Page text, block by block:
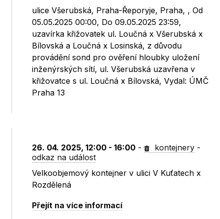
ulice Všerubská, Praha-Řeporyje, Praha, , Od
05.05.2025 00:00, Do 09.05.2025 23:59,
uzavírka křižovatek ul. Loučná x Všerubská x
Bílovská a Loučná x Losinská, z důvodu
provádění sond pro ověření hloubky uložení
inženýrských sítí, ul. Všerubská uzavřena v
křižovatce s ul. Loučná x Bílovská, Vydal: ÚMČ
Praha 13
26. 04. 2025, 12:00 - 16:00 - kontejnery -
odkaz na událost
Velkoobjemový kontejner v ulici V Kuťatech x
Rozdělená
Přejít na více informací